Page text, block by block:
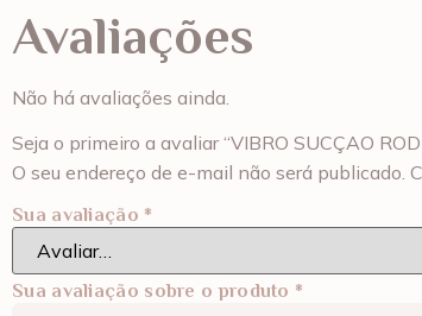
Avaliações
Não há avaliações ainda.
Seja o primeiro a avaliar “VIBRO SUCÇAO ROD
O seu endereço de e-mail não será publicado.
Sua avaliação *
Sua avaliação sobre o produto *